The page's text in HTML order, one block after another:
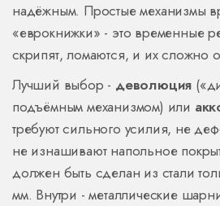
надёжным. Простые механизмы
«еврокнижки» - это временные
скрипят, ломаются, и их сложно
Лучший выбор - деволюция
подъёмным механизмом) или
требуют сильного усилия, не
не изнашивают напольное
должен быть сделан из стали
мм. Внутри - металлические